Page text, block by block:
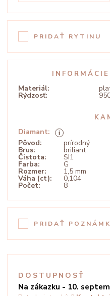
PRIDAŤ RYTINU
Materiál:
Rýdzosť:
Diamant:
Pôvod:
prírodný
Brus: briliant
Čistota: SI1
Farba: G
Rozmer: 1,5 mm
Váha (ct): 0,104
Počet: 8
PRIDAŤ
DOSTUPNOSŤ
Na zákazku - 10.